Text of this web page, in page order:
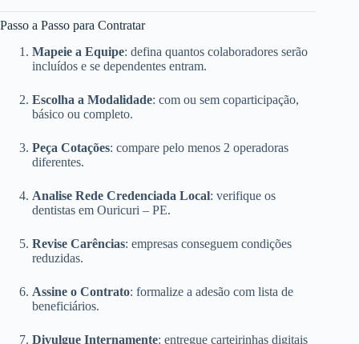
Passo a Passo para Contratar
Mapeie a Equipe: defina quantos colaboradores serão
incluídos e se dependentes entram.
Escolha a Modalidade: com ou sem coparticipação,
básico ou completo.
Peça Cotações: compare pelo menos 2 operadoras
diferentes.
Analise Rede Credenciada Local: verifique os
dentistas em Ouricuri – PE.
Revise Carências: empresas conseguem condições
reduzidas.
Assine o Contrato: formalize a adesão com lista de
beneficiários.
Divulgue Internamente: entregue carteirinhas digitais